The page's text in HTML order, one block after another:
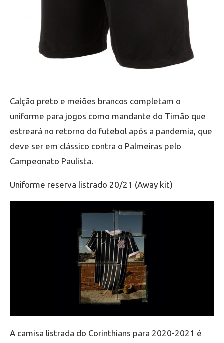
Calção preto e meiões brancos completam o
uniforme para jogos como mandante do Timão que
estreará no retorno do futebol após a pandemia, que
deve ser em clássico contra o Palmeiras pelo
Campeonato Paulista.
Uniforme reserva listrado 20/21 (Away kit)
A camisa listrada do Corinthians para 2020-2021 é